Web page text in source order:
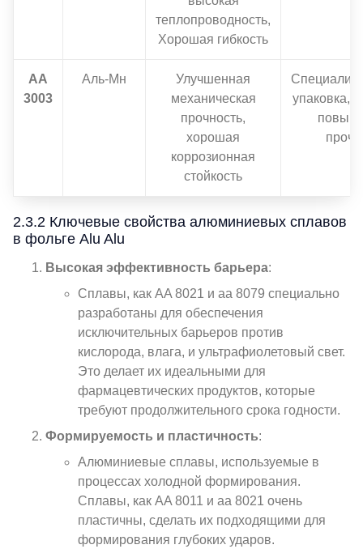
теплопроводность,
Хорошая гибкость
АА
3003
Аль-Мн
Улучшенная
механическая
прочность,
хорошая
коррозионная
стойкость
упаковка,
2.3.2 Ключевые свойства алюминиевых сплавов
в фольге Alu Alu
Высокая эффективность барьера:
Сплавы, как AA 8021 и аа 8079 специально
разработаны для обеспечения
исключительных барьеров против
кислорода, влага, и ультрафиолетовый свет.
Это делает их идеальными для
фармацевтических продуктов, которые
требуют продолжительного срока годности.
Формируемость и пластичность:
Алюминиевые сплавы, используемые в
процессах холодной формирования.
Сплавы, как AA 8011 и аа 8021 очень
пластичны, сделать их подходящими для
формирования глубоких ударов.